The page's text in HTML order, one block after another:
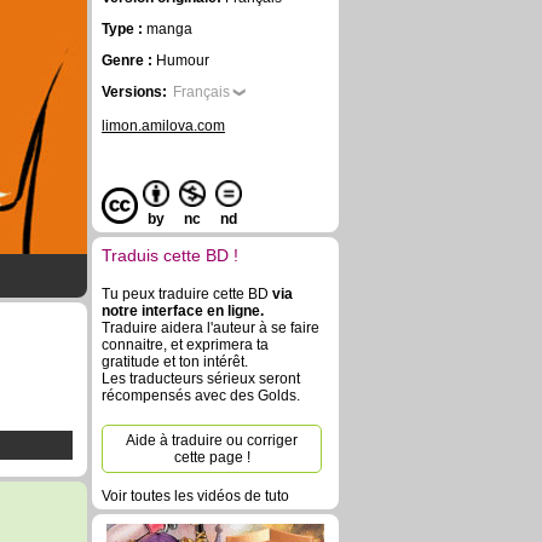
Type : manga
Genre : Humour
Versions: Français
limon.amilova.com
by nc nd
Traduis cette BD !
Tu peux traduire cette BD via
notre interface en ligne.
Traduire aidera l'auteur à se faire
connaitre, et exprimera ta
gratitude et ton intérêt.
Les traducteurs sérieux seront
récompensés avec des Golds.
Aide à traduire ou corriger
cette page !
Voir toutes les vidéos de tuto